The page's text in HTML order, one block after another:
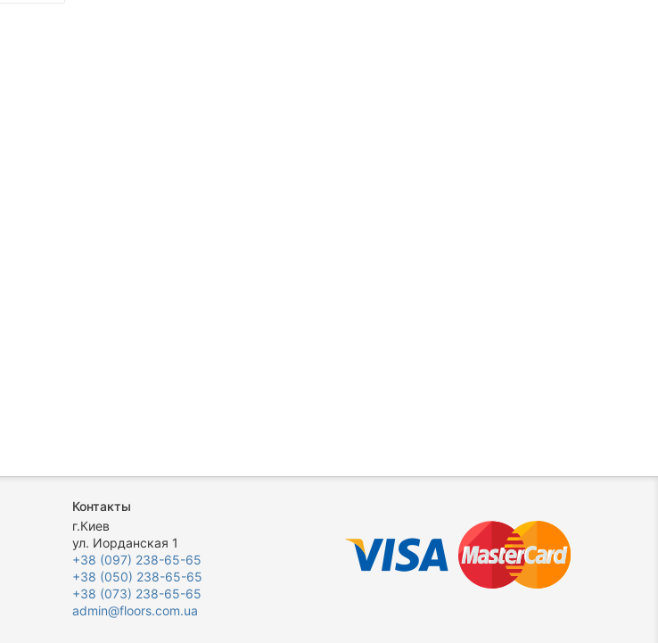
Контакты
г.Киев
ул. Иорданская 1
+38 (097) 238-65-65
+38 (050) 238-65-65
+38 (073) 238-65-65
admin@floors.com.ua